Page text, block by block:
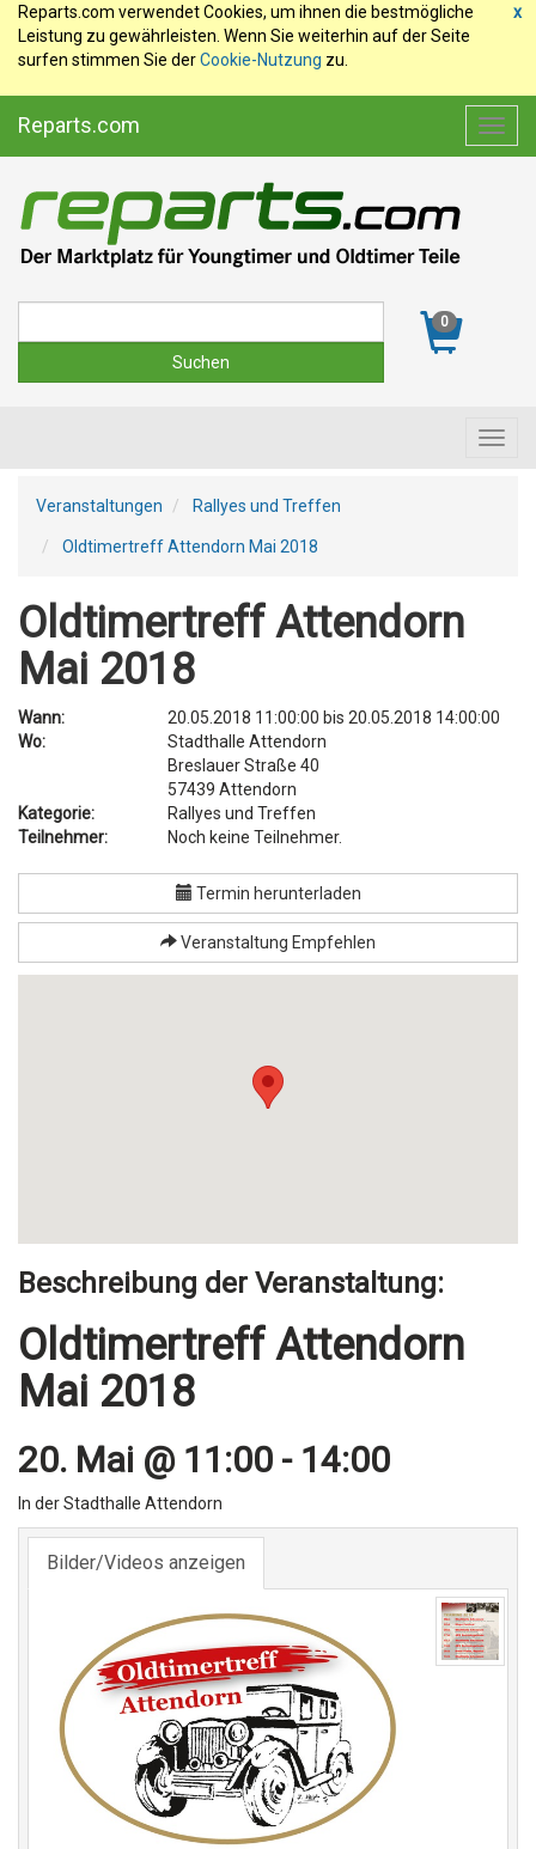
x
Reparts.com verwendet Cookies, um ihnen die bestmögliche
Leistung zu gewährleisten. Wenn Sie weiterhin auf der Seite
surfen stimmen Sie derCookie-Nutzung zu.
Reparts.com
0
Veranstaltungen Rallyes und Treffen
Oldtimertreff Attendorn Mai 2018
Oldtimertreff Attendorn
Mai 2018
Wann: 20.05.2018 11:00:00 bis20.05.2018 14:00:00
Wo:
Stadthalle Attendorn
Breslauer Straße 40
57439 Attendorn
Kategorie:
Rallyes und Treffen
Teilnehmer:
Noch keine Teilnehmer.
Termin herunterladen
Veranstaltung Empfehlen
Beschreibung der Veranstaltung:
Oldtimertreff Attendorn
Mai 2018
20. Mai @ 11:00 - 14:00
In der Stadthalle Attendorn
Bilder/Videos anzeigen